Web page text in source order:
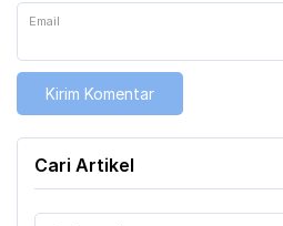
Email
Cari Artikel